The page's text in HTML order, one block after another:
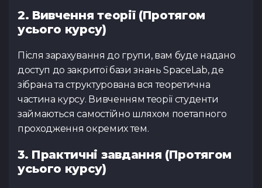
2. Вивчення теорії (Протягом
усього курсу)
Після зарахування до групи, вам буде надано
доступ до закритої бази знань SpaceLab, де
зібрана та структурована вся теоретична
частина курсу. Вивченням теорії студенти
займаються самостійно шляхом поетапного
проходження окремих тем.
3. Практичні завдання (Протягом
усього курсу)